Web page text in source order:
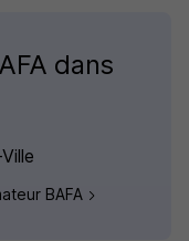
dans
BAFA